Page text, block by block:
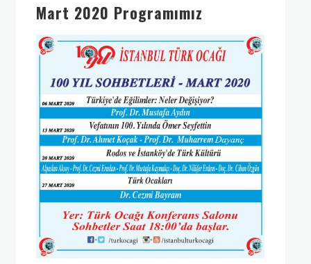
Mart 2020 Programımız